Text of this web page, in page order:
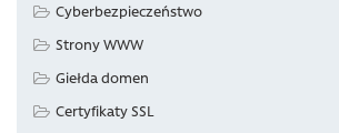
Cyberbezpieczeństwo
Strony WWW
Giełda domen
Certyfikaty SSL